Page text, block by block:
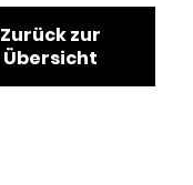
Zurück zur
Übersicht